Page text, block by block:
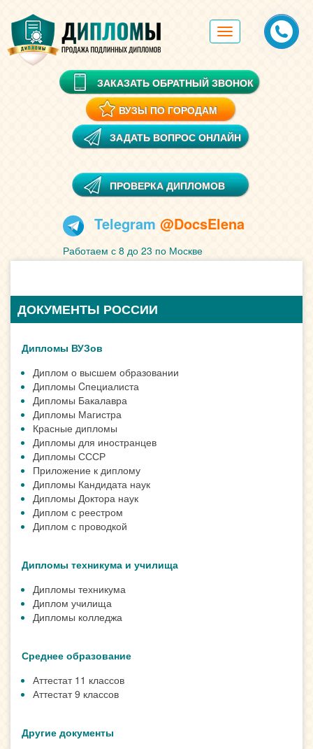
Toggle
navigation
ЗАКАЗАТЬ ОБРАТНЫЙ ЗВОНОК
ВУЗЫ ПО ГОРОДАМ
ЗАДАТЬ ВОПРОС ОНЛАЙН
ПРОВЕРКА ДИПЛОМОВ
Telegram @DocsElena
Работаем с 8 до 23 по Москве
ДОКУМЕНТЫ РОССИИ
Дипломы ВУЗов
Диплом о высшем образовании
Дипломы Cпециалиста
Дипломы Бакалавра
Дипломы Магистра
Красные дипломы
Дипломы для иностранцев
Дипломы СССР
Приложение к диплому
Дипломы Кандидата наук
Дипломы Доктора наук
Диплом с реестром
Диплом с проводкой
Дипломы техникума и училища
Дипломы техникума
Диплом училища
Дипломы колледжа
Среднее образование
Аттестат 11 классов
Аттестат 9 классов
Другие документы